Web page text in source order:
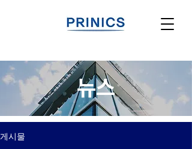
뉴스
게시물